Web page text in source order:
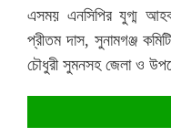
এসময় এনসিপির যুগ্ম
প্রীতম দাস, সুনামগঞ্জ
চৌধুরী সুমনসহ জেলা ও